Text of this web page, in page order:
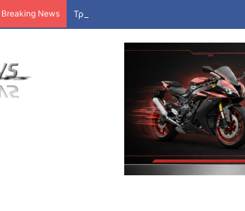
Breaking News